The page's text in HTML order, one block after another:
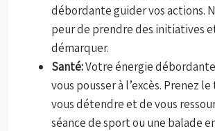
débordante guider vos actions.
peur de prendre des initiatives
démarquer.
Santé:Votre énergie
vous pousser à l’excès. Prenez
vous détendre et de vous
séance de sport ou une balade